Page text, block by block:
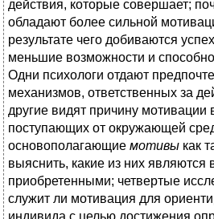
действия, которые совершает;
обладают более сильной
результате чего добиваются
меньшие возможности и
Одни психологи отдают
механизмов, ответственных за
другие видят причину мотивации
поступающих от окружающей
основополагающие мотивы как
выяснить, какие из них
приобретенными; четвертые
служит ли мотивация для